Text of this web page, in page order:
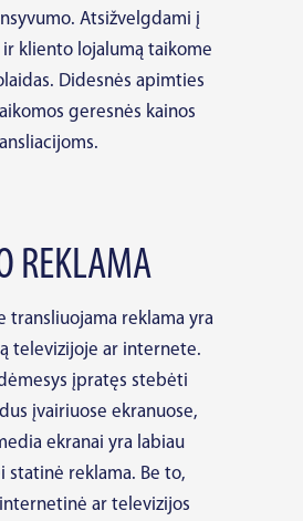
Atsižvelgdami į
kliento lojalumą taikome
Didesnės apimties
geresnės kainos
REKLAMA
transliuojama reklama yra
televizijoje ar internete.
įpratęs stebėti
įvairiuose ekranuose,
ekranai yra labiau
statinė reklama. Be to,
ar televizijos